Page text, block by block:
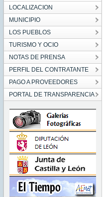
LOCALIZACION
MUNICIPIO
LOS PUEBLOS
TURISMO Y OCIO
NOTAS DE PRENSA
PERFIL DEL CONTRATANTE
PAGO A PROVEEDORES
PORTAL DE TRANSPARENCIA